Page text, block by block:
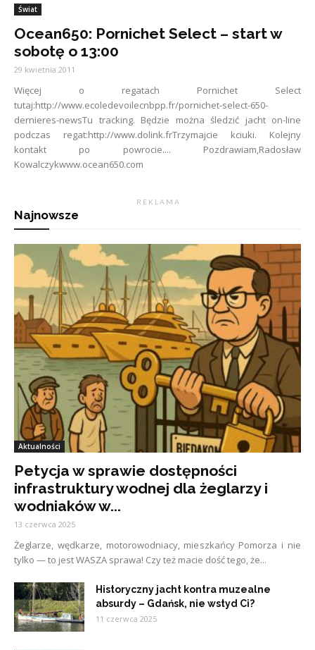
Świat
Ocean650: Pornichet Select – start w
sobotę o 13:00
29 kwietnia 2011
Więcej o regatach Pornichet Select
tutaj:http://www.ecoledevoilecnbpp.fr/pornichet-select-650-
dernieres-newsTu tracking. Będzie można śledzić jacht on-line
podczas regat:http://www.dolink.frTrzymajcie kciuki. Kolejny
kontakt po powrocie.... Pozdrawiam,Radosław
Kowalczykwww.ocean650.com
R E K L A M A
Najnowsze
Aktualności
Petycja w sprawie dostępności
infrastruktury wodnej dla żeglarzy i
wodniaków w...
13 czerwca 2025
Żeglarze, wędkarze, motorowodniacy, mieszkańcy Pomorza i nie
tylko — to jest WASZA sprawa! Czy też macie dość tego, że...
Historyczny jacht kontra muzealne
absurdy – Gdańsk, nie wstyd Ci?
11 czerwca 2025